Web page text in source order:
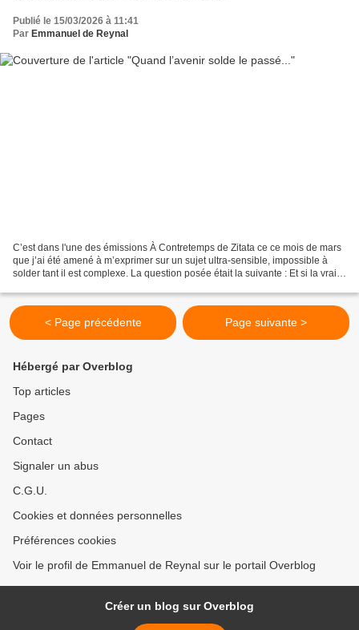
Publié le 15/03/2026 à 11:41
Par Emmanuel de Reynal
C’est dans l'une des émissions À Contretemps de Zitata ce ce mois de mars
que j’ai été amené à m’exprimer sur un sujet ultra-sensible, impossible à
solder tant il est complexe. La question posée était la suivante : Et si la vraie
< Page précédente Page suivante >
Hébergé par Overblog
Top articles
Pages
Contact
Signaler un abus
C.G.U.
Cookies et données personnelles
Préférences cookies
Voir le profil de Emmanuel de Reynal sur le portail Overblog
Créer un blog sur Overblog